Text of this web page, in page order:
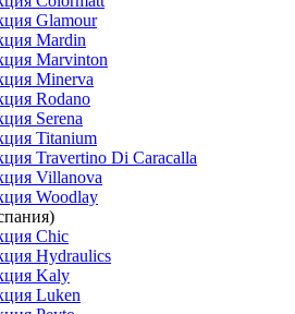
Glamour
Mardin
Marvinton
Minerva
Rodano
Serena
Titanium
Travertino Di Caracalla
Villanova
Woodlay
Chic
Hydraulics
Kaly
Luken